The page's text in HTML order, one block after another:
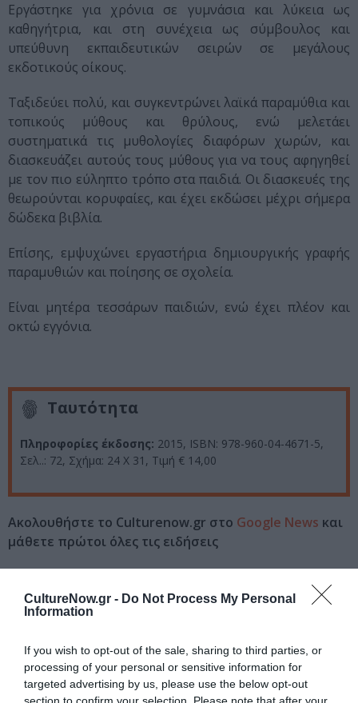
CultureNow.gr - Do Not Process My Personal
Information
If you wish to opt-out of the sale, sharing to third parties, or
processing of your personal or sensitive information for
targeted advertising by us, please use the below opt-out
Εργάστηκε για χρόνια σε γυμνάσια και λύκεια ως
καθηγήτρια, και στη συνέχεια ως σύμβουλος και
υπεύθυνη εκπαιδευτικών σειρών σε μεγάλους
εκδοτικούς οίκους.
Ταξιδεύει πολύ, και συγκεντρώνει λαϊκά παραμύθια και
τοπικούς μύθους και θρύλους, ενώ μελετάει
συστηματικά τις μυθολογίες διαφόρων χωρών, και
διασκευάζει αυτούς τους μύθους για να τους αφηγηθεί
με τον πιο εύληπτο τρόπο στα παιδιά. Οι διασκευές της
θεωρούνται κορυφαίες, και έχει εκδώσει μέχρι σήμερα
δώδεκα βιβλία.
Επίσης, εμψυχώνει εργαστήρια δημιουργικής γραφής
παραμυθιών και ποίησης σε σχολεία.
Είναι μητέρα τεσσάρων παιδιών, ενώ έχει πλέον και
οκτώ εγγόνια.
Ταυτότητα
Πληροφορίες έκδοσης: 2015, ISBN: 978-960-04-4671-5,
Σελ..: 72, Σχήμα: 24 Χ 31, Τιμή € 14,00
Ακολουθήστε το Culturenow.gr στο Google News και
μάθετε πρώτοι όλες τις ειδήσεις
Πολιτισμό στοCulturenow.gr
Tags